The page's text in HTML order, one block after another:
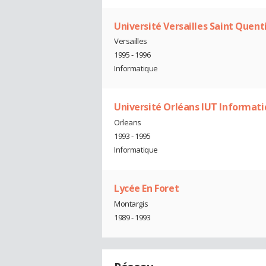
Université Versailles Saint
Versailles
1995 - 1996
Informatique
Université Orléans IUT
Orleans
1993 - 1995
Informatique
Lycée En Foret
Montargis
1989 - 1993